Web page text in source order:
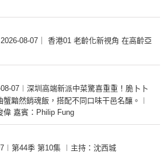
08-07｜ 香港01 老齡化新視角 在高齡亞
08-07︱深圳高端新派中菜驚喜重重！脆卜卜
黯然銷魂飯，搭配不同口味干邑名釀。︱
偉 嘉賓：Philip Fung
第44季 第10集 ︱主持：沈西城